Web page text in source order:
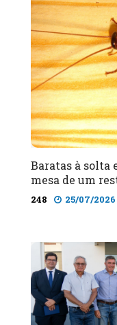
Baratas à solta
mesa de um
248 25/07/2026